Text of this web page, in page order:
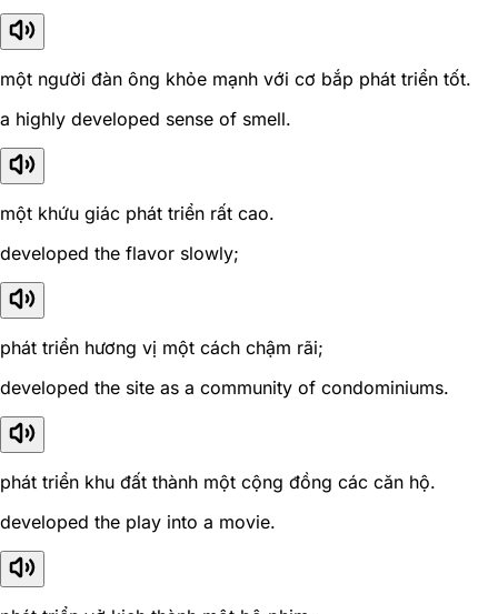
một người đàn ông khỏe mạnh với cơ bắp phát triển tốt.
a highly developed sense of smell.
một khứu giác phát triển rất cao.
developed the flavor slowly;
phát triển hương vị một cách chậm rãi;
developed the site as a community of condominiums.
phát triển khu đất thành một cộng đồng các căn hộ.
developed the play into a movie.